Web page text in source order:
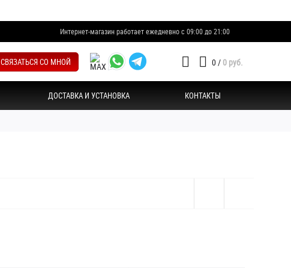
Интернет-магазин работает ежедневно с 09:00 до 21:00
СВЯЗАТЬСЯ СО МНОЙ 0 / 0 руб.
ДОСТАВКА И УСТАНОВКА КОНТАКТЫ